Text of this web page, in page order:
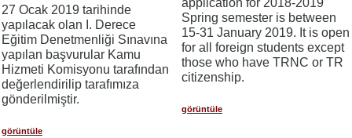
27 Ocak 2019 tarihinde
yapılacak olan I. Derece
Eğitim Denetmenliği Sınavına
yapılan başvurular Kamu
Hizmeti Komisyonu tarafından
değerlendirilip tarafımıza
gönderilmiştir.
görüntüle
Spring semester is between
15-31 January 2019. It is open
for all foreign students except
those who have TRNC or TR
citizenship.
görüntüle